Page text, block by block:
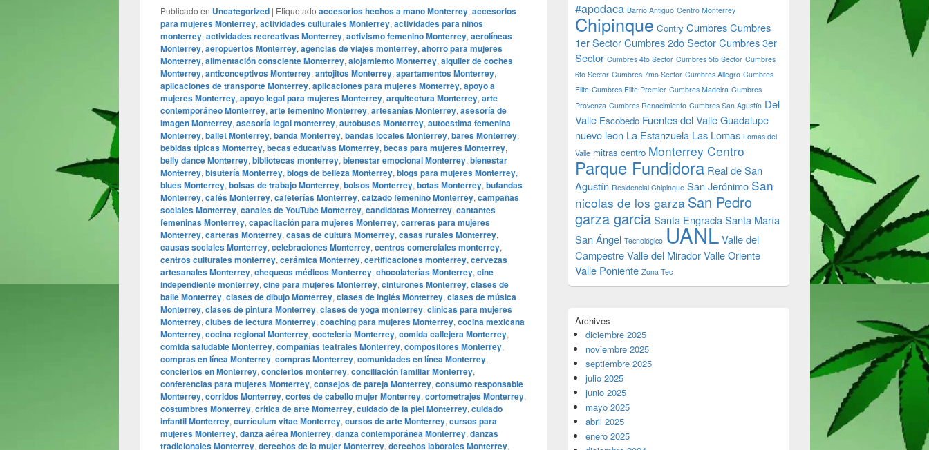
Publicado en Uncategorized | Etiquetado accesorios hechos a mano Monterrey, accesorios
para mujeres Monterrey, actividades culturales Monterrey, actividades para niños
monterrey, actividades recreativas Monterrey, activismo femenino Monterrey, aerolíneas
Monterrey, aeropuertos Monterrey, agencias de viajes monterrey, ahorro para mujeres
Monterrey, alimentación consciente Monterrey, alojamiento Monterrey, alquiler de coches
Monterrey, anticonceptivos Monterrey, antojitos Monterrey, apartamentos Monterrey,
aplicaciones de transporte Monterrey, aplicaciones para mujeres Monterrey, apoyo a
mujeres Monterrey, apoyo legal para mujeres Monterrey, arquitectura Monterrey, arte
contemporáneo Monterrey, arte femenino Monterrey, artesanías Monterrey, asesoría de
imagen Monterrey, asesoría legal monterrey, autobuses Monterrey, autoestima femenina
Monterrey, ballet Monterrey, banda Monterrey, bandas locales Monterrey, bares Monterrey,
bebidas típicas Monterrey, becas educativas Monterrey, becas para mujeres Monterrey,
belly dance Monterrey, bibliotecas monterrey, bienestar emocional Monterrey, bienestar
Monterrey, bisutería Monterrey, blogs de belleza Monterrey, blogs para mujeres Monterrey,
blues Monterrey, bolsas de trabajo Monterrey, bolsos Monterrey, botas Monterrey, bufandas
Monterrey, cafés Monterrey, cafeterías Monterrey, calzado femenino Monterrey, campañas
sociales Monterrey, canales de YouTube Monterrey, candidatas Monterrey, cantantes
femeninas Monterrey, capacitación para mujeres Monterrey, carreras para mujeres
Monterrey, carteras Monterrey, casas de cultura Monterrey, casas rurales Monterrey,
causas sociales Monterrey, celebraciones Monterrey, centros comerciales monterrey,
centros culturales monterrey, cerámica Monterrey, certificaciones monterrey, cervezas
artesanales Monterrey, chequeos médicos Monterrey, chocolaterías Monterrey, cine
independiente monterrey, cine para mujeres Monterrey, cinturones Monterrey, clases de
baile Monterrey, clases de dibujo Monterrey, clases de inglés Monterrey, clases de música
Monterrey, clases de pintura Monterrey, clases de yoga monterrey, clínicas para mujeres
Monterrey, clubes de lectura Monterrey, coaching para mujeres Monterrey, cocina mexicana
Monterrey, cocina regional Monterrey, coctelería Monterrey, comida callejera Monterrey,
comida saludable Monterrey, compañías teatrales Monterrey, compositores Monterrey,
compras en línea Monterrey, compras Monterrey, comunidades en línea Monterrey,
conciertos en Monterrey, conciertos monterrey, conciliación familiar Monterrey,
conferencias para mujeres Monterrey, consejos de pareja Monterrey, consumo responsable
Monterrey, corridos Monterrey, cortes de cabello mujer Monterrey, cortometrajes Monterrey,
costumbres Monterrey, crítica de arte Monterrey, cuidado de la piel Monterrey, cuidado
infantil Monterrey, currículum vitae Monterrey, cursos de arte Monterrey, cursos para
mujeres Monterrey, danza aérea Monterrey, danza contemporánea Monterrey, danzas
tradicionales Monterrey, derechos de la mujer Monterrey, derechos laborales Monterrey,
#apodaca Barrio Antiguo Centro Monterrey
Chipinque Contry CumbresCumbres
1er SectorCumbres 2do SectorCumbres 3er
Sector Cumbres 4to Sector Cumbres 5to Sector Cumbres
6to Sector Cumbres 7mo Sector Cumbres Allegro Cumbres
Elite Cumbres Elite Premier Cumbres Madeira Cumbres
Provenza Cumbres Renacimiento Cumbres San Agustín Del
Valle Escobedo Fuentes del ValleGuadalupe
nuevo leon La Estanzuela Las Lomas Lomas del
Valle mitras centro Monterrey Centro
Parque Fundidora Real de San
Agustín Residencial Chipinque San Jerónimo San
nicolas de los garza San Pedro
garza garciaSanta EngraciaSanta María
San Ángel Tecnológico UANLValle del
CampestreValle del MiradorValle Oriente
Valle Poniente Zona Tec
Archives
diciembre 2025
noviembre 2025
septiembre 2025
julio 2025
junio 2025
mayo 2025
abril 2025
enero 2025